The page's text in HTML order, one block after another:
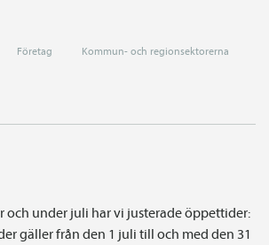
Företag Kommun- och regionsektorerna
och under juli har vi justerade öppettider:
gäller från den 1 juli till och med den 31